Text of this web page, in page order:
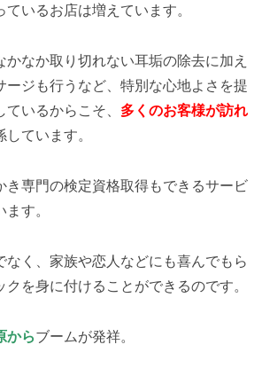
いるお店は増えています。
かなか取り切れない耳垢の除去に加え
ージも行うなど、特別な心地よさを提
いるからこそ、 多くのお客様が訪れ
ています。
き専門の検定資格取得もできるサービ
す。
なく、家族や恋人などにも喜んでもら
クを身に付けることができるのです。
からブームが発祥。